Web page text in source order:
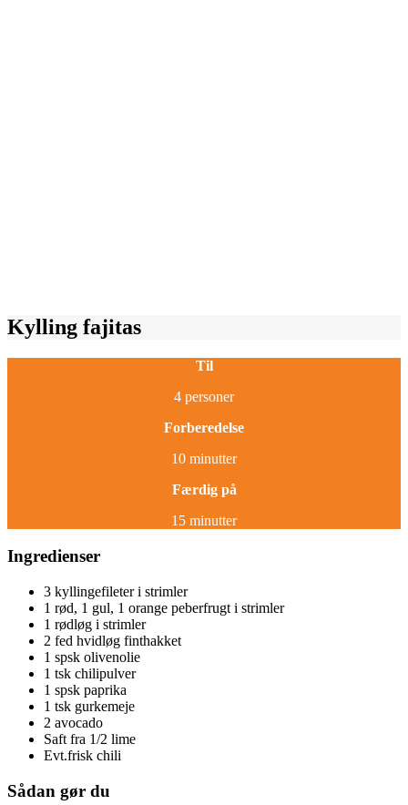
Kylling fajitas
Til
4 personer
Forberedelse
10 minutter
Færdig på
15 minutter
Ingredienser
3 kyllingefileter i strimler
1 rød, 1 gul, 1 orange peberfrugt i strimler
1 rødløg i strimler
2 fed hvidløg finthakket
1 spsk olivenolie
1 tsk chilipulver
1 spsk paprika
1 tsk gurkemeje
2 avocado
Saft fra 1/2 lime
Evt.frisk chili
Sådan gør du